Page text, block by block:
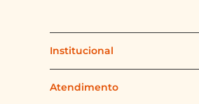
Institucional
Atendimento